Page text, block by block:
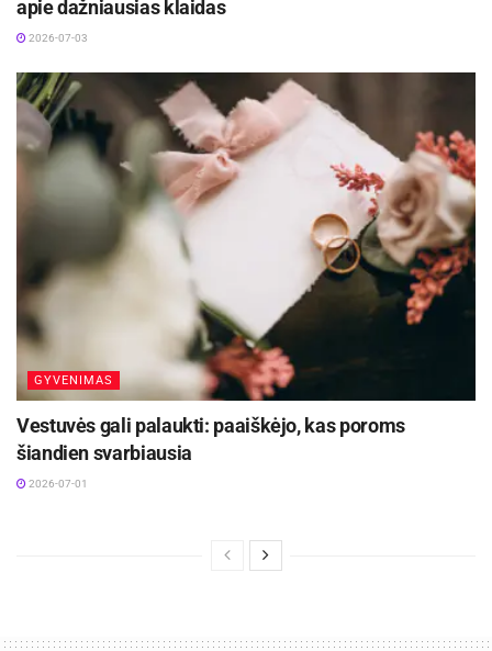
apie dažniausias klaidas
2026-07-03
GYVENIMAS
Vestuvės gali palaukti: paaiškėjo, kas poroms
šiandien svarbiausia
2026-07-01